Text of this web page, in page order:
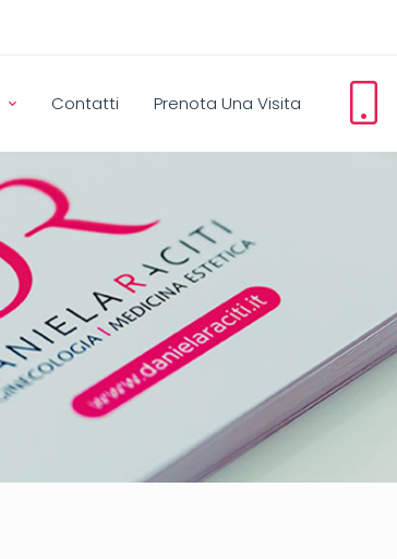
Contatti Prenota Una Visita